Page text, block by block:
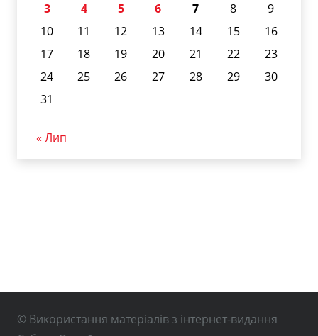
3
4 5 6 7 8
9
10
11 12 13 14 15
16
17
18 19 20 21 22
23
24
25 26 27 28 29
30
31
« Лип
© Використання матеріалів з інтернет-видання